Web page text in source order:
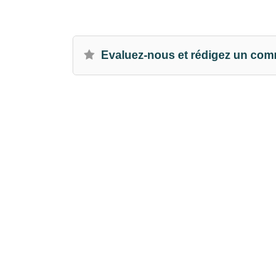
Evaluez-nous et rédigez un